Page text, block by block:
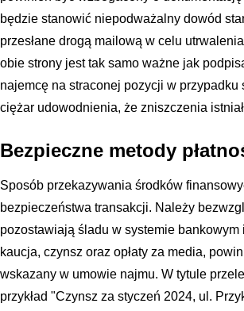
będzie stanowić niepodważalny dowód
przesłane drogą mailową w celu
obie strony jest tak samo ważne jak
najemcę na straconej pozycji w
ciężar udowodnienia, że zniszczenia
Bezpieczne metody
Sposób przekazywania środków
bezpieczeństwa transakcji. Należy
pozostawiają śladu w systemie
kaucja, czynsz oraz opłaty za media,
wskazany w umowie najmu. W tytule
przykład "Czynsz za styczeń 2024, ul.